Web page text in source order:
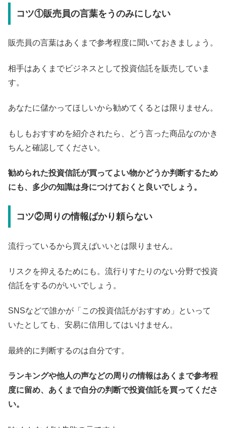
コツ①販売員の言葉をうのみにしない
販売員の言葉はあくまで参考程度に聞いておきましょう。
相手はあくまでビジネスとして投資信託を販売していま
す。
あなたに儲かってほしいから勧めてくるとは限りません。
もしもおすすめを紹介されたら、どう言った商品なのかき
ちんと確認してください。
勧められた投資信託が買ってよい物かどうか判断するため
にも、多少の知識は身につけておくと良いでしょう。
コツ②周りの情報ばかり頼らない
流行っているから買えばいいとは限りません。
リスクを抑えるためにも。流行りすたりのない分野で投資
信託をするのがいいでしょう。
SNSなどで誰かが「この投資信託がおすすめ」といって
いたとしても、安易に信用してはいけません。
最終的に判断するのは自分です。
ランキングや他人の声などの周りの情報はあくまで参考程
度に留め、あくまで自分の判断で投資信託を買ってくださ
い。